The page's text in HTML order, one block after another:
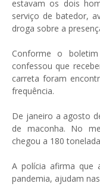
estavam os dois
serviço de batedor,
droga sobre a
Conforme o
confessou que
carreta foram
frequência.
De janeiro a agosto
de maconha. No
chegou a 180
A polícia afirma que
pandemia, ajudam